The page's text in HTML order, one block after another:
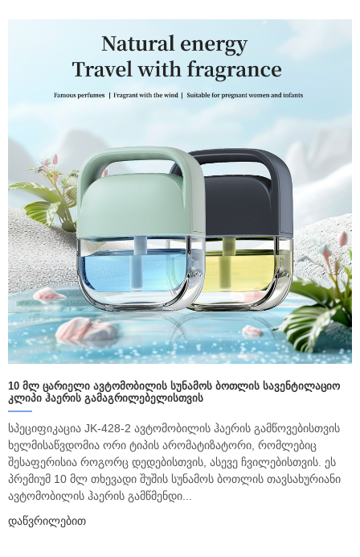
10 ᲛᲚ ᲪᲐᲠᲘᲔᲚᲘ ᲐᲕᲢᲝᲛᲝᲑᲘᲚᲘᲡ ᲡᲣᲜᲐᲛᲝᲡ ᲑᲝᲗᲚᲘᲡ ᲡᲐᲕᲔᲜᲢᲘᲚᲐᲪᲘᲝ
ᲙᲚᲘᲞᲘ ᲰᲐᲔᲠᲘᲡ ᲒᲐᲛᲐᲒᲠᲘᲚᲔᲑᲔᲚᲘᲡᲗᲕᲘᲡ
სპეციფიკაცია JK-428-2 ავტომობილის ჰაერის გამწოვებისთვის
ხელმისაწვდომია ორი ტიპის არომატიზატორი, რომლებიც
შესაფერისია როგორც დედებისთვის, ასევე ჩვილებისთვის. ეს
პრემიუმ 10 მლ თხევადი შუშის სუნამოს ბოთლის თავსახურიანი
ავტომობილის ჰაერის გამწმენდი...
Დაწვრილებით